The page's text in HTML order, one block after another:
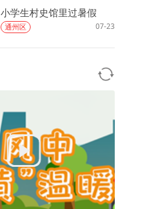
小学生村史馆里过暑假
通州区 07-23